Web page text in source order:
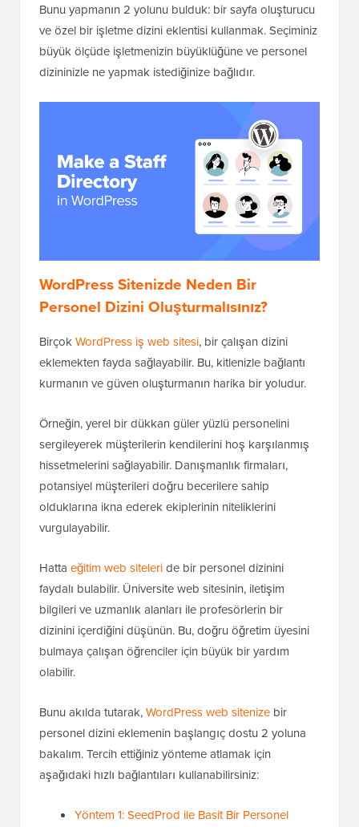
Bunu yapmanın 2 yolunu bulduk: bir sayfa oluşturucu
ve özel bir işletme dizini eklentisi kullanmak. Seçiminiz
büyük ölçüde işletmenizin büyüklüğüne ve personel
dizininizle ne yapmak istediğinize bağlıdır.
WordPress Sitenizde Neden Bir
Personel Dizini Oluşturmalısınız?
BirçokWordPress iş web sitesi, bir çalışan dizini
eklemekten fayda sağlayabilir. Bu, kitlenizle bağlantı
kurmanın ve güven oluşturmanın harika bir yoludur.
Örneğin, yerel bir dükkan güler yüzlü personelini
sergileyerek müşterilerin kendilerini hoş karşılanmış
hissetmelerini sağlayabilir. Danışmanlık firmaları,
potansiyel müşterileri doğru becerilere sahip
olduklarına ikna ederek ekiplerinin niteliklerini
vurgulayabilir.
Hatta eğitim web siteleride bir personel dizinini
faydalı bulabilir. Üniversite web sitesinin, iletişim
bilgileri ve uzmanlık alanları ile profesörlerin bir
dizinini içerdiğini düşünün. Bu, doğru öğretim üyesini
bulmaya çalışan öğrenciler için büyük bir yardım
olabilir.
Bunu akılda tutarak,WordPress web sitenize bir
personel dizini eklemenin başlangıç dostu 2 yoluna
bakalım. Tercih ettiğiniz yönteme atlamak için
aşağıdaki hızlı bağlantıları kullanabilirsiniz:
Yöntem 1: SeedProd ile Basit Bir Personel